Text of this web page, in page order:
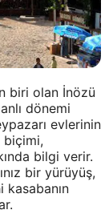
biri olan İnözü
dönemi
evlerinin
biçimi,
bilgi verir.
bir yürüyüş,